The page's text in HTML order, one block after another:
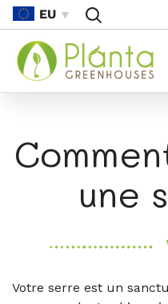
Au
Contenu
EU
une
Votre serre est un